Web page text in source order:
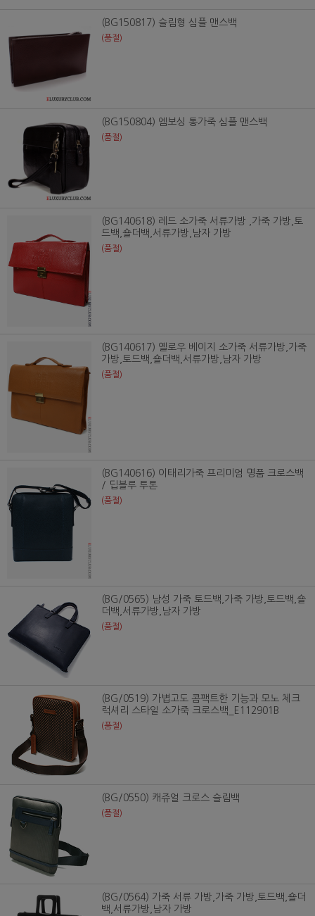
(BG150817) 슬림형 심플 맨스백
(품절)
(BG150804) 엠보싱 통가죽 심플 맨스백
(품절)
(BG140618) 레드 소가죽 서류가방 ,가죽 가방,토
드백,숄더백,서류가방,남자 가방
(품절)
(BG140617) 옐로우 베이지 소가죽 서류가방,가죽
가방,토드백,숄더백,서류가방,남자 가방
(품절)
(BG140616) 이태리가죽 프리미엄 명품 크로스백
/ 딥블루 투톤
(품절)
(BG/0565) 남성 가죽 토드백,가죽 가방,토드백,숄
더백,서류가방,남자 가방
(품절)
(BG/0519) 가볍고도 콤팩트한 기능과 모노 체크
럭셔리 스타일 소가죽 크로스백_E112901B
(품절)
(BG/0550) 캐쥬얼 크로스 슬림백
(품절)
(BG/0564) 가죽 서류 가방,가죽 가방,토드백,숄더
백,서류가방,남자 가방